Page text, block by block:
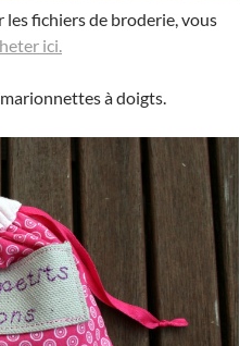
les fichiers de broderie, vous
ici.
à doigts.